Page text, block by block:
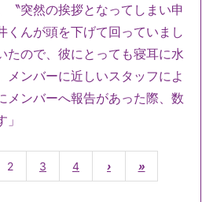
〝突然の挨拶となってしまい申
くんが頭を下げて回っていまし
たので、彼にとっても寝耳に水
メンバーに近しいスタッフによ
メンバーへ報告があった際、数
2 3 4 › »